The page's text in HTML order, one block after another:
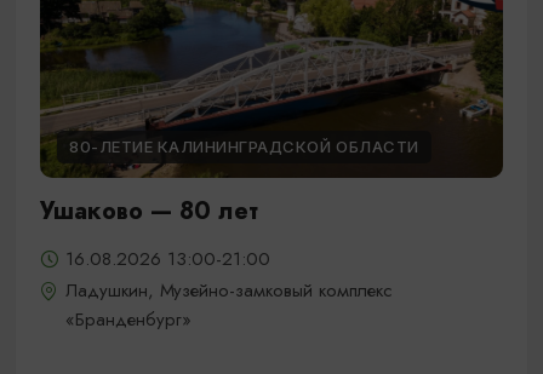
80-ЛЕТИЕ КАЛИНИНГРАДСКОЙ ОБЛАСТИ
Ушаково — 80 лет
16.08.2026 13:00-21:00
Ладушкин, Музейно-замковый комплекс
«Бранденбург»